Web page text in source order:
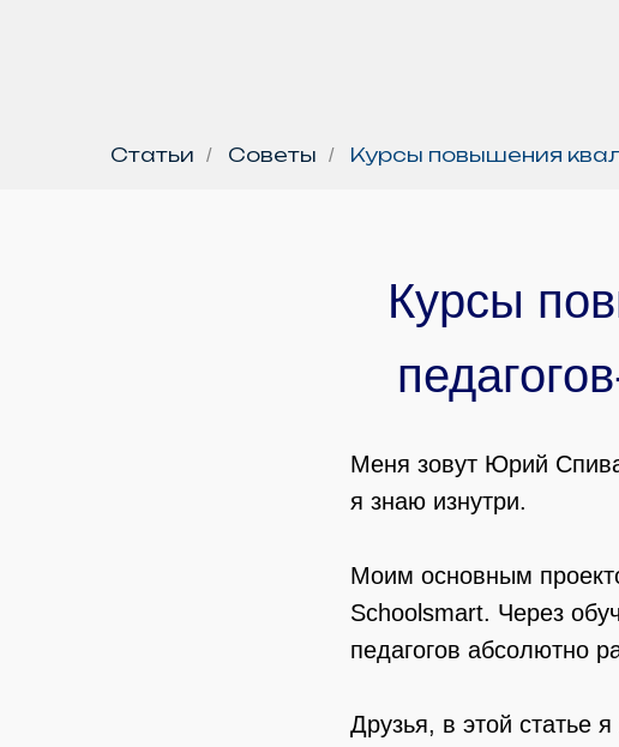
Статьи / Советы / Курсы повышения
Курсы
Меня зовут Юрий
я знаю изнутри.
Моим основным
Schoolsmart. Через
педагогов абсолютно
Друзья, в этой статье